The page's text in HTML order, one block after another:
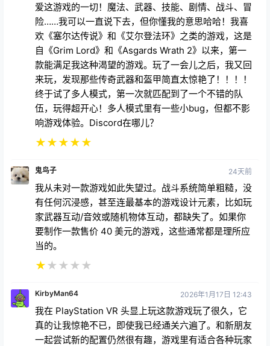
爱这游戏的一切！魔法、武器、技能、剧情、战斗、冒
险……我可以一直说下去，但你懂我的意思哈哈！我喜
欢《塞尔达传说》和《艾尔登法环》之类的游戏，这是
自《Grim Lord》和《Asgards Wrath 2》以来，第一
款能满足我这种渴望的游戏。玩了一会儿之后，我又回
来玩，发现那些传奇武器和盔甲简直太惊艳了！！！！
终于试了多人模式，第一次就匹配到了一个不错的队
伍，玩得超开心！多人模式里有一些小bug，但都不影
响游戏体验。Discord在哪儿？
★★★★★
鬼鸟子 24天前
我从未对一款游戏如此失望过。战斗系统简单粗糙，没
有任何沉浸感，甚至连最基本的游戏设计元素，比如玩
家武器互动/音效或随机物体互动，都缺失了。如果你
要制作一款售价 40 美元的游戏，这些通常都是理所应
当的。
★★ ★ ★ ★
KirbyMan64 2026年1月17日 12:43
我在 PlayStation VR 头显上玩这款游戏玩了很久，它
真的让我惊艳不已，即使我已经通关六遍了。和新朋友
一起尝试新的配置仍然很有趣，游戏里有适合各种玩家